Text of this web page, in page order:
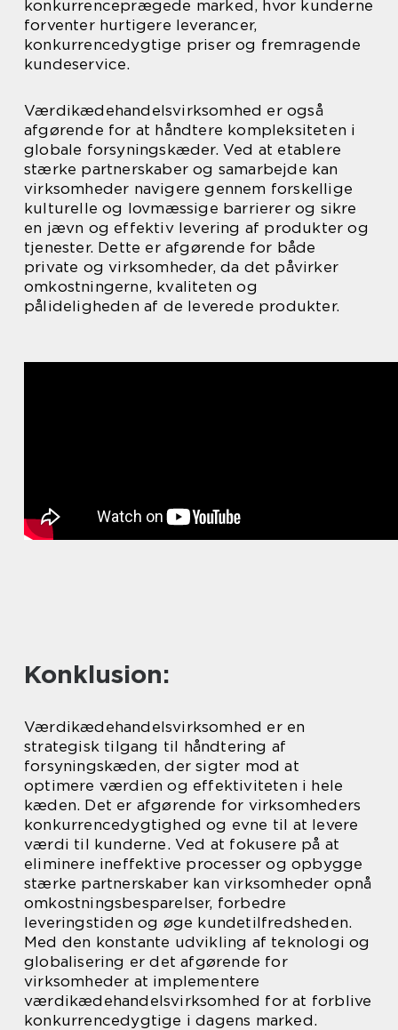
konkurrenceprægede marked, hvor kunderne
forventer hurtigere leverancer,
konkurrencedygtige priser og fremragende
kundeservice.
Værdikædehandelsvirksomhed er også
afgørende for at håndtere kompleksiteten i
globale forsyningskæder. Ved at etablere
stærke partnerskaber og samarbejde kan
virksomheder navigere gennem forskellige
kulturelle og lovmæssige barrierer og sikre
en jævn og effektiv levering af produkter og
tjenester. Dette er afgørende for både
private og virksomheder, da det påvirker
omkostningerne, kvaliteten og
pålideligheden af de leverede produkter.
Konklusion:
Værdikædehandelsvirksomhed er en
strategisk tilgang til håndtering af
forsyningskæden, der sigter mod at
optimere værdien og effektiviteten i hele
kæden. Det er afgørende for virksomheders
konkurrencedygtighed og evne til at levere
værdi til kunderne. Ved at fokusere på at
eliminere ineffektive processer og opbygge
stærke partnerskaber kan virksomheder opnå
omkostningsbesparelser, forbedre
leveringstiden og øge kundetilfredsheden.
Med den konstante udvikling af teknologi og
globalisering er det afgørende for
virksomheder at implementere
værdikædehandelsvirksomhed for at forblive
konkurrencedygtige i dagens marked.